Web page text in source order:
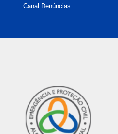
Canal Denúncias